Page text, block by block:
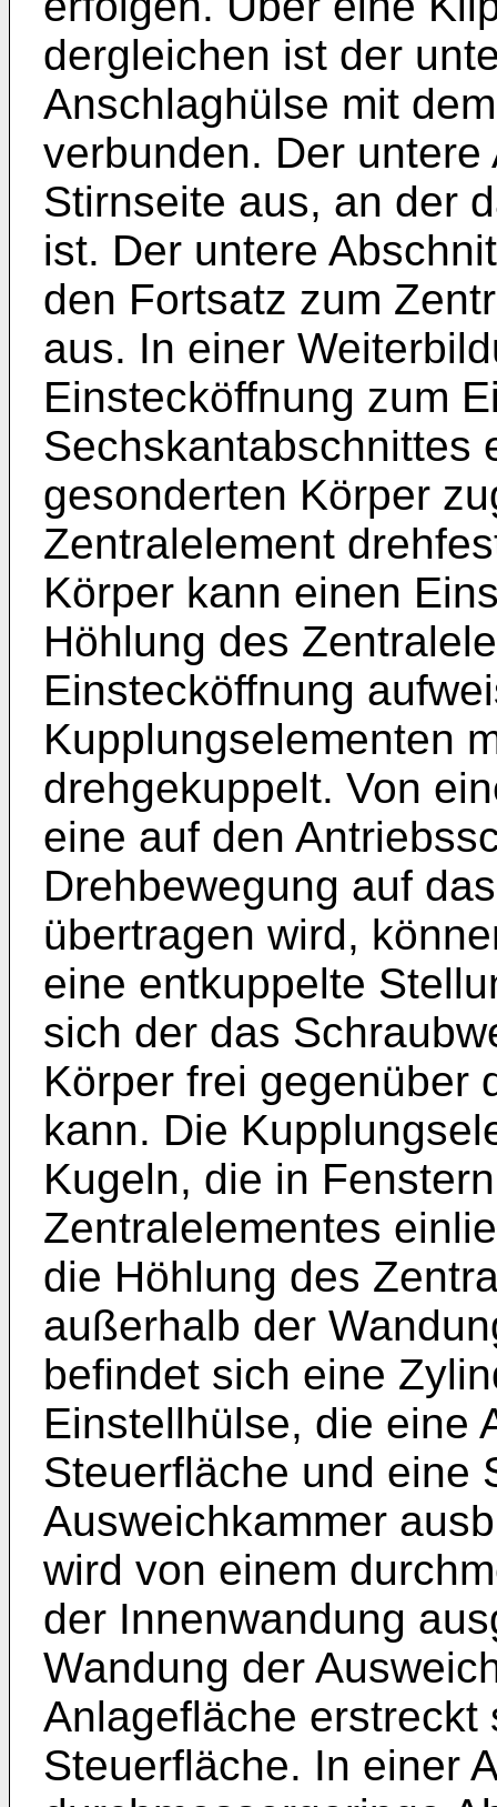
dergleichen ist der
Anschlaghülse mit
verbunden. Der
Stirnseite aus, an der
ist. Der untere
den Fortsatz zum
aus. In einer
Einstecköffnung zum
Sechskantabschnittes
gesonderten Körper
Zentralelement
Körper kann einen
Höhlung des
Einstecköffnung
Kupplungselementen
drehgekuppelt. Von
eine auf den
Drehbewegung auf
übertragen wird,
eine entkuppelte
sich der das
Körper frei gegenüber
kann. Die
Kugeln, die in
Zentralelementes
die Höhlung des
außerhalb der
befindet sich eine
Einstellhülse, die eine
Steuerfläche und eine
Ausweichkammer
wird von einem
der Innenwandung
Wandung der
Anlagefläche
Steuerfläche. In einer